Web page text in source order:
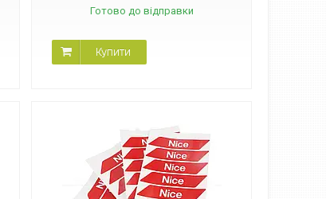
Готово до відправки
Купити